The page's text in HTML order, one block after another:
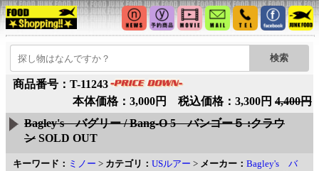
商品番号：T-11243
本体価格：3,000円 税込価格：3,300円 4,400円
Bagley's バグリー / Bang-O 5 バンゴー５ :クラウ
ン SOLD OUT
キーワード： ミノー > カテゴリ： USルアー > メーカー： Bagley's バ